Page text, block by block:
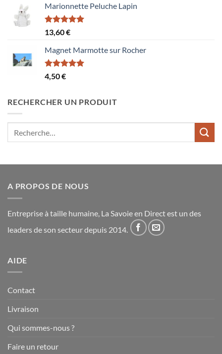
Marionnette Peluche Lapin
Note5.00
sur 5
13,60€
Magnet Marmotte sur Rocher
Note5.00
sur 5
4,50€
RECHERCHER UN PRODUIT
A PROPOS DE NOUS
Entreprise à taille humaine, La Savoie en Direct est un des
leaders de son secteur depuis 2014.
AIDE
Contact
Livraison
Qui sommes-nous ?
Faire un retour